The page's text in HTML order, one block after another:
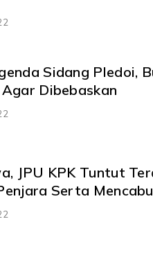
Sidang Pledoi,
Dibebaskan
JPU KPK Tuntut
Serta